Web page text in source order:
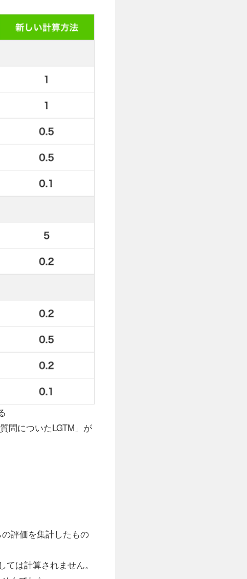
問についたLGTM」が
評価を集計したもの
は計算されません。